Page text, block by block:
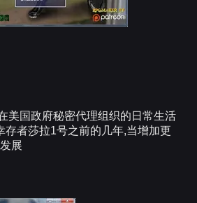
美国政府秘密代理组织的日常生活
存者莎拉1号之前的几年,当增加更
展